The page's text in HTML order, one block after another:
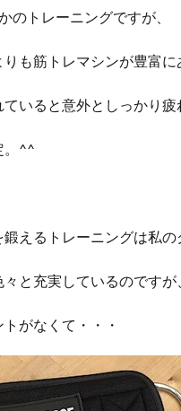
のトレーニングですが、
も筋トレマシンが豊富に
いると意外としっかり疲
。^^
えるトレーニングは私の
と充実しているのですが
がなくて・・・